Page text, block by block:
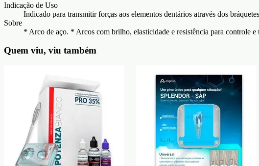
Indicação de Uso
Indicado para transmitir forças aos elementos dentários através dos
Sobre
* Arco de aço. * Arcos com brilho, elasticidade e resistência para controle e
Quem viu, viu também